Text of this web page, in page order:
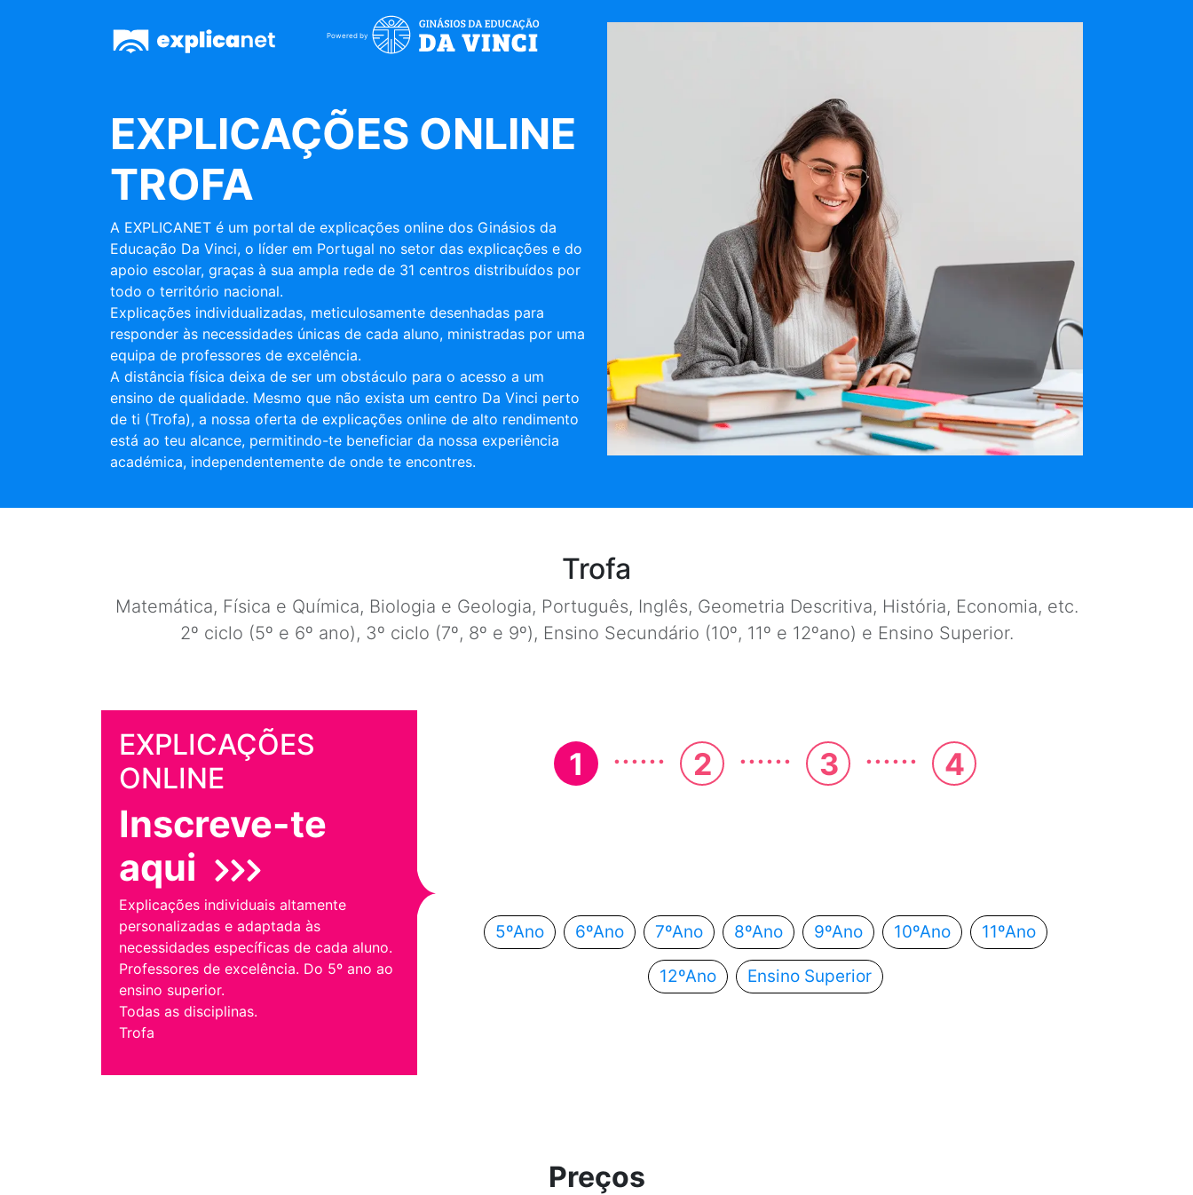
Powered by
EXPLICAÇÕES ONLINE
TROFA
A EXPLICANET é um portal de explicações online dos Ginásios da
Educação Da Vinci, o líder em Portugal no setor das explicações e do
apoio escolar, graças à sua ampla rede de 31 centros distribuídos por
todo o território nacional.
Explicações individualizadas, meticulosamente desenhadas para
responder às necessidades únicas de cada aluno, ministradas por uma
equipa de professores de excelência.
A distância física deixa de ser um obstáculo para o acesso a um
ensino de qualidade. Mesmo que não exista um centro Da Vinci perto
de ti (Trofa), a nossa oferta de explicações online de alto rendimento
está ao teu alcance, permitindo-te beneficiar da nossa experiência
académica, independentemente de onde te encontres.
Trofa
Matemática, Física e Química, Biologia e Geologia, Português, Inglês, Geometria Descritiva, História, Economia, etc.
2º ciclo (5º e 6º ano), 3º ciclo (7º, 8º e 9º), Ensino Secundário (10º, 11º e 12ºano) e Ensino Superior.
EXPLICAÇÕES
ONLINE
Inscreve-te
aqui
Explicações individuais altamente
personalizadas e adaptada às
necessidades específicas de cada aluno.
Professores de excelência. Do 5º ano ao
ensino superior.
Todas as disciplinas.
Trofa
1 ...... 2 ...... 3 ...... 4
5ºAno 6ºAno 7ºAno 8ºAno 9ºAno 10ºAno 11ºAno
12ºAno Ensino Superior
Preços